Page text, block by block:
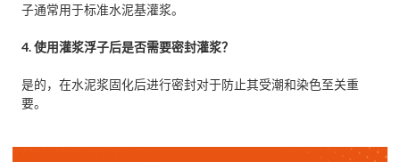
子通常用于标准水泥基灌浆。
4. 使用灌浆浮子后是否需要密封灌浆？
是的，在水泥浆固化后进行密封对于防止其受潮和染色至关重
要。